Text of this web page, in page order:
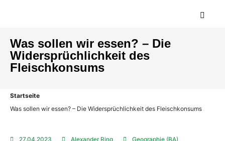
Was sollen wir essen? – Die
Widersprüchlichkeit des
Fleischkonsums
Startseite
Was sollen wir essen? – Die Widersprüchlichkeit des Fleischkonsums
27.04.2023 Alexander Ring
Geographie (BA)